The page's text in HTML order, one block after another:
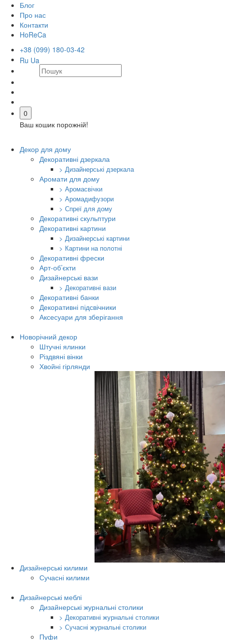
Блог
Про нас
Контакти
HoReCa
+38 (099) 180-03-42
Ru Ua
0
Ваш кошик порожній!
Декор для дому
Декоративні дзеркала
> Дизайнерські дзеркала
Аромати для дому
> Аромасвічки
> Аромадифузори
> Спреї для дому
Декоративні скульптури
Декоративні картини
> Дизайнерські картини
> Картини на полотні
Декоративні фрески
Арт-об’єкти
Дизайнерські вази
> Декоративні вази
Декоративні банки
Декоративні підсвічники
Аксесуари для зберігання
Новорічний декор
Штучні ялинки
Різдвяні вінки
Хвойні гірлянди
Дизайнерські килими
Сучасні килими
Дизайнерські меблі
Дизайнерські журнальні столики
> Декоративні журнальні столики
> Сучасні журнальні столики
Пуфи